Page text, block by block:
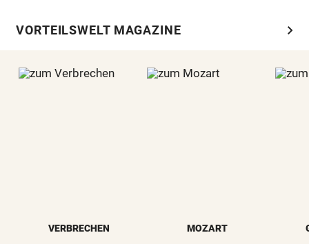
VORTEILSWELT MAGAZINE chevron_right
VERBRECHEN MOZART